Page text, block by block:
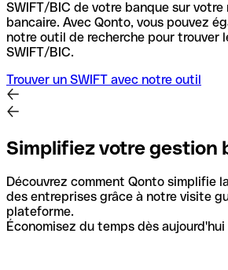
SWIFT/BIC de votre banque sur votre
bancaire. Avec Qonto, vous pouvez
notre outil de recherche pour trouver
SWIFT/BIC.
Trouver un SWIFT avec notre outil
Simplifiez votre gestion
Découvrez comment Qonto simplifie
des entreprises grâce à notre visite
plateforme.
Économisez du temps dès aujourd'hui